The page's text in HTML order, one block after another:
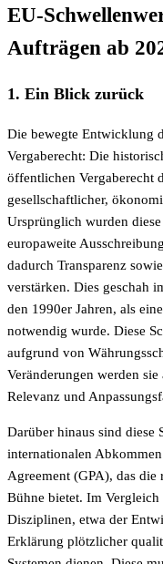
EU-
Aufträgen ab
1. Ein Blick zurück
Die bewegte Entwicklung
Vergaberecht: Die
öffentlichen Vergaberecht
gesellschaftlicher,
Ursprünglich wurden
europaweite
dadurch Transparenz
verstärken. Dies geschah
den 1990er Jahren, als
notwendig wurde. Diese
aufgrund von
Veränderungen werden
Relevanz und
Darüber hinaus sind diese
internationalen
Agreement (GPA), das
Bühne bietet. Im
Disziplinen, etwa der
Erklärung plötzlicher